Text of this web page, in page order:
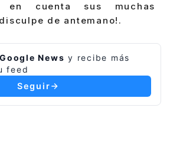
en cuenta sus muchas
de antemano!.
Google News y recibe más
feed
Seguir